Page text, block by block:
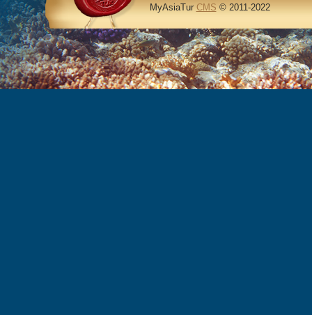
MyAsiaTurCMS© 2011-2022